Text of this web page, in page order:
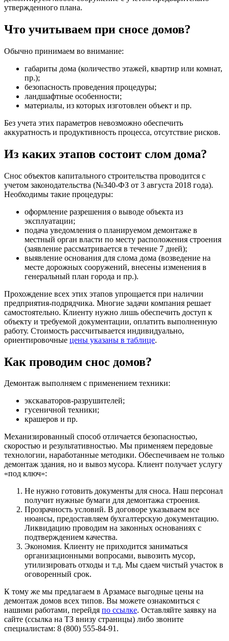
утвержденного плана.
Что учитываем при сносе домов?
Обычно принимаем во внимание:
габариты дома (количество этажей, квартир или комнат,
пр.);
безопасность проведения процедуры;
ландшафтные особенности;
материалы, из которых изготовлен объект и пр.
Без учета этих параметров невозможно обеспечить
аккуратность и продуктивность процесса, отсутствие рисков.
Из каких этапов состоит слом дома?
Снос объектов капитального строительства проводится с
учетом законодательства (№340-ФЗ от 3 августа 2018 года).
Необходимы такие процедуры:
оформление разрешения о выводе объекта из
эксплуатации;
подача уведомления о планируемом демонтаже в
местный орган власти по месту расположения строения
(заявление рассматривается в течение 7 дней);
выявление основания для слома дома (возведение на
месте дорожных сооружений, внесены изменения в
генеральный план города и пр.).
Прохождение всех этих этапов упрощается при наличии
предприятия-подрядчика. Многие задачи компания решает
самостоятельно. Клиенту нужно лишь обеспечить доступ к
объекту и требуемой документации, оплатить выполненную
работу. Стоимость рассчитывается индивидуально,
ориентировочные цены указаны в таблице.
Как проводим снос домов?
Демонтаж выполняем с применением техники:
экскаваторов-разрушителей;
гусеничной техники;
крашеров и пр.
Механизированный способ отличается безопасностью,
скоростью и результативностью. Мы применяем передовые
технологии, наработанные методики. Обеспечиваем не только
демонтаж здания, но и вывоз мусора. Клиент получает услугу
«под ключ»:
Не нужно готовить документы для сноса. Наш персонал
получит нужные бумаги для демонтажа строения.
Прозрачность условий. В договоре указываем все
нюансы, предоставляем бухгалтерскую документацию.
Ликвидацию проводим на законных основаниях с
подтверждением качества.
Экономия. Клиенту не приходится заниматься
организационными вопросами, вывозить мусор,
утилизировать отходы и т.д. Мы сдаем чистый участок в
оговоренный срок.
К тому же мы предлагаем в Арзамасе выгодные цены на
демонтаж домов всех типов. Вы можете ознакомиться с
нашими работами, перейдя по ссылке. Оставляйте заявку на
сайте (ссылка на ТЗ внизу страницы) либо звоните
специалистам: 8 (800) 555-84-91.